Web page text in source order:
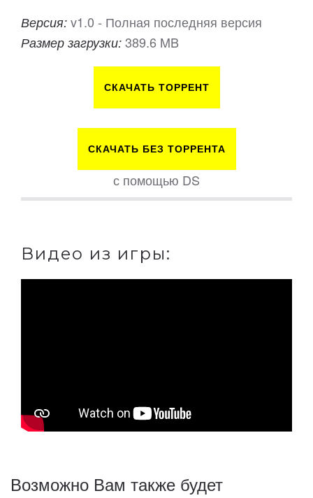
Версия: v1.0 - Полная последняя версия
Размер загрузки: 389.6 MB
СКАЧАТЬ ТОРРЕНТ
СКАЧАТЬ БЕЗ ТОРРЕНТА
с помощью DS
Видео из игры:
Возможно Вам также будет